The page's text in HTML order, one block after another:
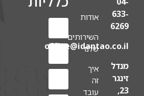
633-
6269
office@idantao.co.il
מנדל
זינגר
23,
אודות
השירותים
שלנו
איך
זה
עובד